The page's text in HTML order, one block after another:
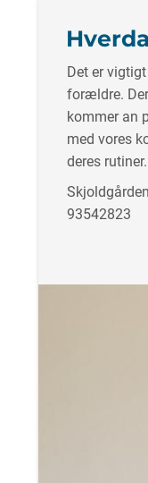
Det er
forældre.
kommer an
med vores
deres rutiner.
93542823